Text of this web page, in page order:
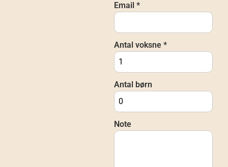
Email *
Antal voksne *
Antal børn
Note